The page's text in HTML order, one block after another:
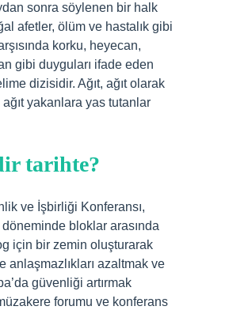
sonra söylenen bir halk
afetler, ölüm ve hastalık gibi
korku, heyecan,
gibi duyguları ifade eden
dizisidir. Ağıt, ağıt olarak
ağıt yakanlara yas tutanlar
tarihte?
ve İşbirliği Konferansı,
bloklar arasında
için bir zemin oluşturarak
anlaşmazlıkları azaltmak ve
güvenliği artırmak
forumu ve konferans